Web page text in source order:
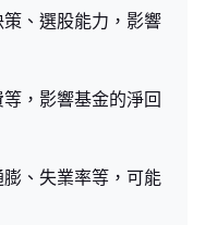
、選股能力，影響
，影響基金的淨回
、失業率等，可能